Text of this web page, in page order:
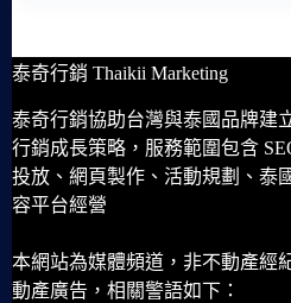
泰奇行銷 Thaikii Marketing
泰奇行銷協助台灣與泰國品牌建
行銷成長策略，服務範圍包含
投放、網頁製作、活動規劃、泰
容平台經營
本網站為媒體頻道，非不動產經
動產廣告，相關警語如下：